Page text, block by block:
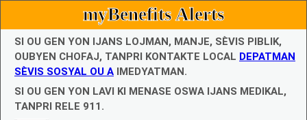
myBenefits Alerts
SI OU GEN YON IJANS LOJMAN, MANJE, SÈVIS PIBLIK,
OUBYEN CHOFAJ, TANPRI KONTAKTE LOCAL DEPATMAN
SÈVIS SOSYAL OU A IMEDYATMAN.
SI OU GEN YON LAVI KI MENASE OSWA IJANS MEDIKAL,
TANPRI RELE 911.